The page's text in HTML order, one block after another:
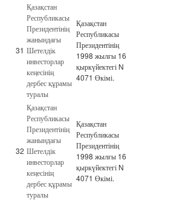
31
Қазақстан
Республикасы
Президентінің
жанындағы
Шетелдік
инвесторлар
кеңесінің
дербес құрамы
туралы
Қазақстан
Республикасы
Президентінің
1998 жылғы 16
қыркүйектегі N
4071 Өкімі.
32
Қазақстан
Республикасы
Президентінің
жанындағы
Шетелдік
инвесторлар
кеңесінің
дербес құрамы
туралы
Қазақстан
Республикасы
Президентінің
1998 жылғы 16
қыркүйектегі N
4071 Өкімі.